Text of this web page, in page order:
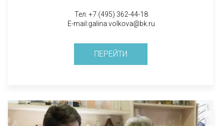
Тел. +7 (495) 362-44-18
E-mail:galina.volkova@bk.ru
ПЕРЕЙТИ